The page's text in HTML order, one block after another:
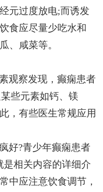
元过度放电;而诱发
食应尽量少吃水和
、咸菜等。
观察发现，癫痫患者
些元素如钙、镁
，有些医生常规应用
好?青少年癫痫患者
是相关内容的详细介
中应注意饮食调节，